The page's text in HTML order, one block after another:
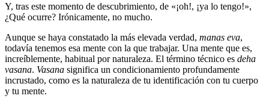
Y, tras este momento de descubrimiento, de «¡oh!, ¡ya lo tengo!»,
¿Qué ocurre? Irónicamente, no mucho.
Aunque se haya constatado la más elevada verdad, manas eva,
todavía tenemos esa mente con la que trabajar. Una mente que es,
increíblemente, habitual por naturaleza. El término técnico es deha
vasana. Vasana significa un condicionamiento profundamente
incrustado, como es la naturaleza de tu identificación con tu cuerpo
y tu mente.